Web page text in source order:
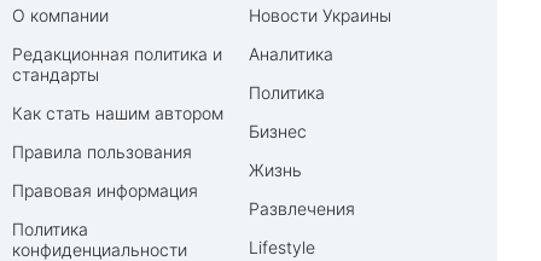
О компании
Редакционная политика и
стандарты
Как стать нашим автором
Правила пользования
Правовая информация
Политика
конфиденциальности
Новости Украины
Аналитика
Политика
Бизнес
Жизнь
Развлечения
Lifestyle